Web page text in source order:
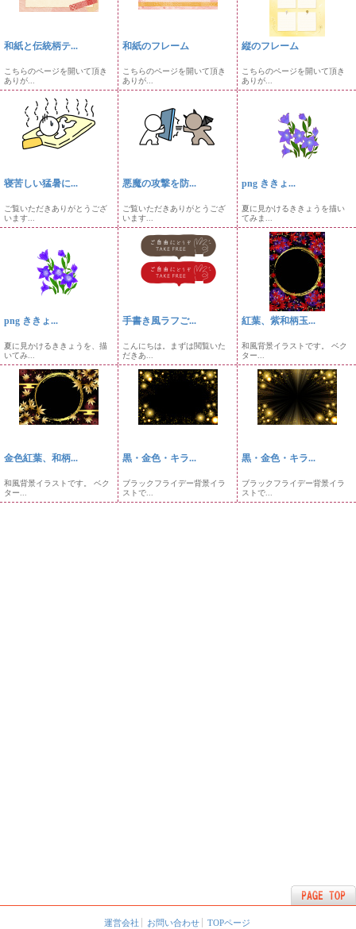
和紙と伝統柄テ...
こちらのページを開いて頂き
ありが...
和紙のフレーム
こちらのページを開いて頂き
ありが...
縦のフレーム
こちらのページを開いて頂き
ありが...
寝苦しい猛暑に...
ご覧いただきありがとうござ
います...
悪魔の攻撃を防...
ご覧いただきありがとうござ
います...
png ききょ...
夏に見かけるききょうを描い
てみま...
png ききょ...
夏に見かけるききょうを、描
いてみ...
手書き風ラフご...
こんにちは。まずは閲覧いた
だきあ...
紅葉、紫和柄玉...
和風背景イラストです。 ベク
ター...
金色紅葉、和柄...
和風背景イラストです。 ベク
ター...
黒・金色・キラ...
ブラックフライデー背景イラ
ストで...
黒・金色・キラ...
ブラックフライデー背景イラ
ストで...
運営会社 お問い合わせ TOPページ